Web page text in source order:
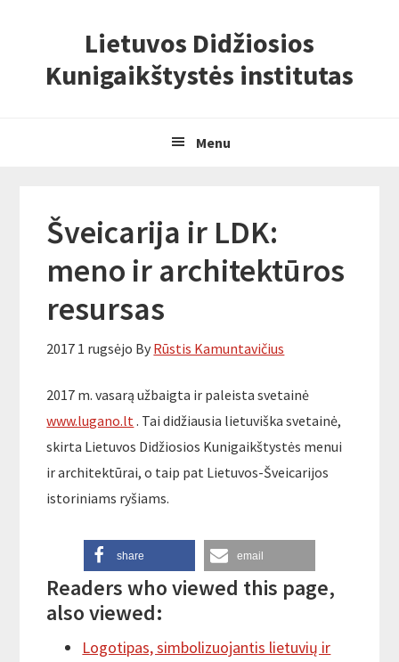
primary
navigation
content
primary
sidebar
Lietuvos Didžiosios
Kunigaikštystės institutas
Menu
Šveicarija ir LDK:
meno ir architektūros
resursas
2017 1 rugsėjo By Rūstis Kamuntavičius
2017 m. vasarą užbaigta ir paleista svetainė
www.lugano.lt. Tai didžiausia lietuviška svetainė,
skirta Lietuvos Didžiosios Kunigaikštystės menui
ir architektūrai, o taip pat Lietuvos-Šveicarijos
istoriniams ryšiams.
share email
Readers who viewed this page,
also viewed:
Logotipas, simbolizuojantis lietuvių ir